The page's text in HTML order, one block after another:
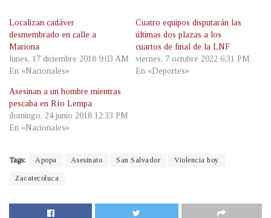
Localizan cadáver
desmembrado en calle a
Mariona
lunes, 17 diciembre 2018 9:03 AM
En «Nacionales»
Cuatro equipos disputarán las
últimas dos plazas a los
cuartos de final de la LNF
viernes, 7 octubre 2022 6:31 PM
En «Deportes»
Asesinan a un hombre mientras
pescaba en Río Lempa
domingo, 24 junio 2018 12:33 PM
En «Nacionales»
Tags: Apopa Asesinato San Salvador Violencia hoy
Zacatecoluca